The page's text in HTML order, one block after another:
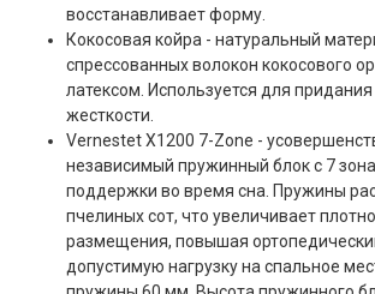
восстанавливает форму.
Кокосовая койра - натуральный
спрессованных волокон кокосового
латексом. Используется для
жесткости.
Vernestet X1200 7-Zone -
независимый пружинный блок с 7
поддержки во время сна. Пружины
пчелиных сот, что увеличивает
размещения, повышая
допустимую нагрузку на спальное